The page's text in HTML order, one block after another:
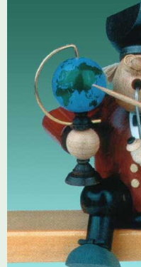
Holzkunst nach Hersteller
Schwibbogen
Räucherfiguren
Pyramiden